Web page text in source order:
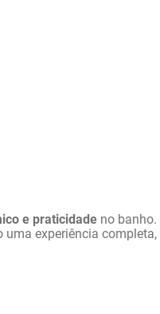
e praticidade no
experiência